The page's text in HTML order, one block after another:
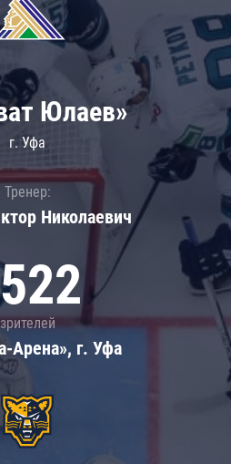
Юлаев»
г. Уфа
Тренер:
Николаевич
зрителей
Арена», г. Уфа